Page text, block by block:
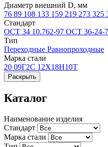
Диаметр внешний D, мм
76 89 108 133 159 219 273 325
Стандарт
ОСТ 34 10.762-97 ОСТ 36-24-
Тип
Переходные Равнопроходные
Марка стали
20 09Г2С 12Х18Н10Т
Раскрыть
Каталог
Наименование изделия
Стандарт
Марка стали